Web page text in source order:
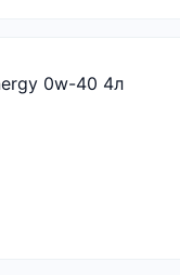
0w-40 4л